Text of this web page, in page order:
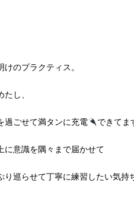
のプラクティス。
し、
過ごせて満タンに充電 できてま
に意識を隅々まで届かせて
巡らせて丁寧に練習したい気持